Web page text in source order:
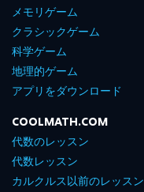
メモリゲーム
クラシックゲーム
科学ゲーム
地理的ゲーム
アプリをダウンロード
COOLMATH.COM
代数のレッスン
代数レッスン
カルクルス以前のレッスン